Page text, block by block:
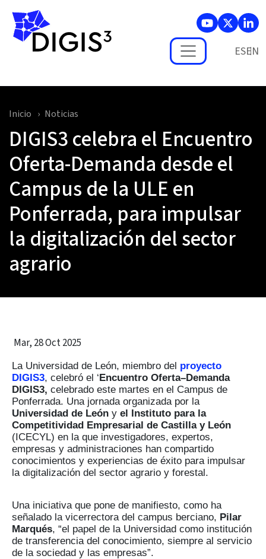
Skip to main content
ES
Inicio Noticias
DIGIS3 celebra el Encuentro
Oferta-Demanda desde el
Campus de la ULE en
Ponferrada, para impulsar
la digitalización del sector
agrario
Mar, 28 Oct 2025
La Universidad de León, miembro del proyecto
DIGIS3, celebró el ‘Encuentro Oferta–Demanda
DIGIS3, celebrado este martes en el Campus de
Ponferrada. Una jornada organizada por la
Universidad de León y el Instituto para la
Competitividad Empresarial de Castilla y León
(ICECYL) en la que investigadores, expertos,
empresas y administraciones han compartido
conocimientos y experiencias de éxito para impulsar
la digitalización del sector agrario y forestal.
Una iniciativa que pone de manifiesto, como ha
señalado la vicerrectora del campus berciano, Pilar
Marqués, “el papel de la Universidad como institución
de transferencia del conocimiento, siempre al servicio
de la sociedad y las empresas”.